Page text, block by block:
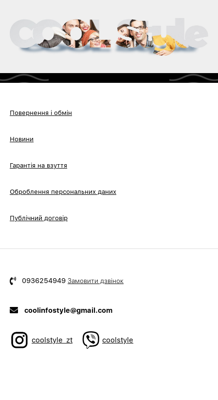
Повернення і обмін
Новини
Гарантія на взуття
Оброблення персональних даних
Публічний договір
0936254949 Замовити дзвінок
coolinfostyle@gmail.com
coolstyle_zt coolstyle